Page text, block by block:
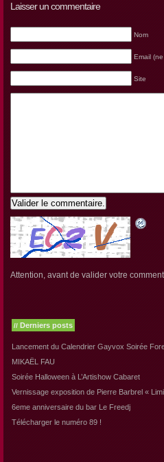
Laisser un commentaire
Nom
Email
Site
Valider le commentaire.
Attention, avant de valider votre
// Derniers posts
Lancement du Calendrier Gayvox Soirée
MIKAËL FAU
Soirée Halloween à L’Artishow Cabaret
Vernissage exposition de Pierre Barbrel «
6eme anniversaire du bar Le Freedj
Télécharger le numéro 89 !